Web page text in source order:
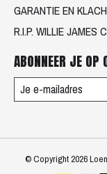
GARANTIE EN
R.I.P. WILLIE JAMES
ABONNEER JE OP
© Copyright 2026